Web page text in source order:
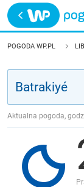
Trwa ładowanie
POLSKA
JAKOŚĆ
POGODA WP.PL
Aktualna pogoda,